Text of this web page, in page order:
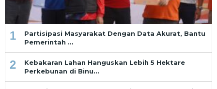
1
Partisipasi Masyarakat Dengan Data Akurat, Bantu
Pemerintah …
2
Kebakaran Lahan Hanguskan Lebih 5 Hektare
Perkebunan di Binu…